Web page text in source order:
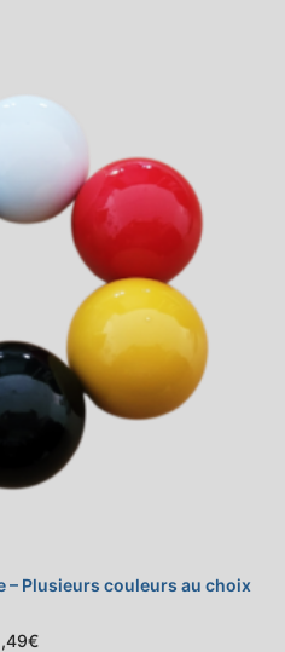
– Plusieurs couleurs au choix
€